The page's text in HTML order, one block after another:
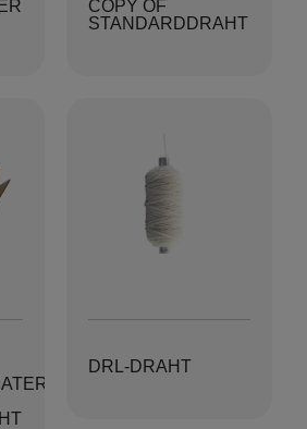
COPY OF
STANDARDDRAHT
DRL-DRAHT